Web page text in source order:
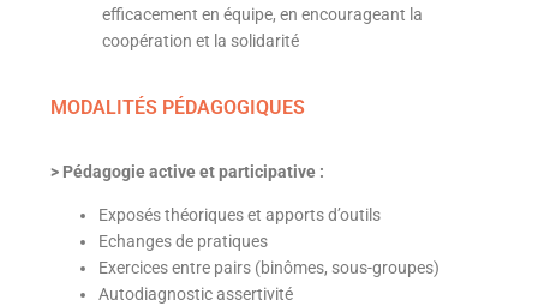
efficacement en équipe, en encourageant la
coopération et la solidarité
MODALITÉS PÉDAGOGIQUES
> Pédagogie active et participative :
Exposés théoriques et apports d’outils
Echanges de pratiques
Exercices entre pairs (binômes, sous-groupes)
Autodiagnostic assertivité